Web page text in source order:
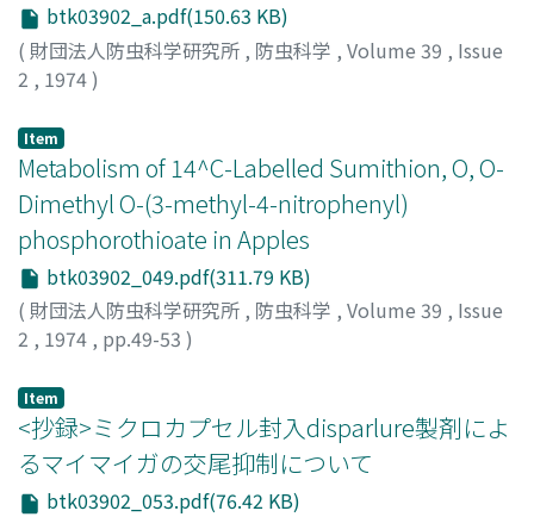
btk03902_a.pdf(150.63 KB)
( 財団法人防虫科学研究所 , 防虫科学 , Volume 39 , Issue
2 , 1974)
Item
Metabolism of 14^C-Labelled Sumithion, O, O-
Dimethyl O-(3-methyl-4-nitrophenyl)
phosphorothioate in Apples
btk03902_049.pdf(311.79 KB)
( 財団法人防虫科学研究所 , 防虫科学 , Volume 39 , Issue
2 , 1974 , pp.49-53 )
本, 純之
Item
<抄録>ミクロカプセル封入disparlure製剤によ
るマイマイガの交尾抑制について
btk03902_053.pdf(76.42 KB)